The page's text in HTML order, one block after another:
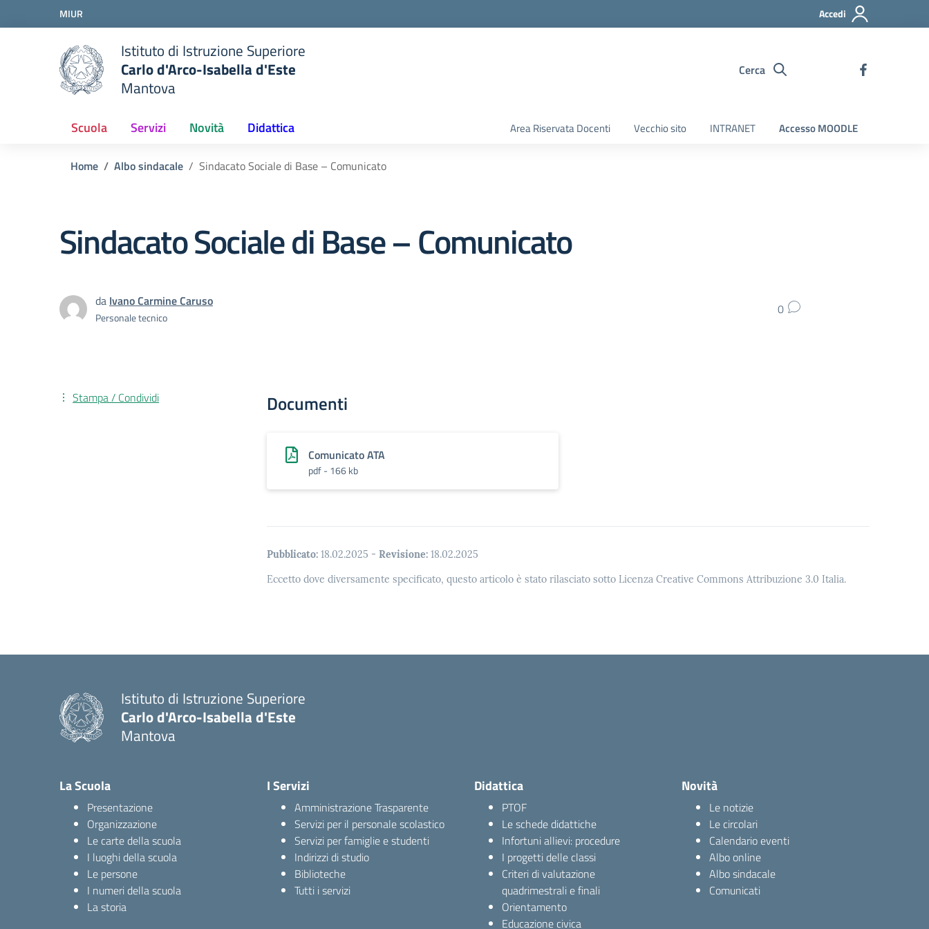
Vai ai contenuti
Vai al menu di navigazione
Vai al footer
MIUR Accedi
Istituto di Istruzione Superiore
Carlo d'Arco-Isabella d'Este
Mantova
Cerca
Area Riservata Docenti Vecchio sito INTRANET Accesso MOODLE
Scuola Servizi Novità Didattica
Home Albo sindacale Sindacato Sociale di Base – Comunicato
Sindacato Sociale di Base – Comunicato
da Ivano Carmine Caruso
Personale tecnico 0
Documenti
Comunicato ATA
pdf - 166 kb
Pubblicato: 18.02.2025 - Revisione: 18.02.2025
Eccetto dove diversamente specificato, questo articolo è stato rilasciato sotto Licenza Creative Commons Attribuzione 3.0 Italia.
Stampa / Condividi
Istituto di Istruzione Superiore
Carlo d'Arco-Isabella d'Este
Mantova
La Scuola
Presentazione
Organizzazione
Le carte della scuola
I luoghi della scuola
Le persone
I numeri della scuola
La storia
I Servizi
Amministrazione Trasparente
Servizi per il personale scolastico
Servizi per famiglie e studenti
Indirizzi di studio
Biblioteche
Tutti i servizi
Didattica
PTOF
Le schede didattiche
Infortuni allievi: procedure
I progetti delle classi
Criteri di valutazione
quadrimestrali e finali
Orientamento
Educazione civica
Novità
Le notizie
Le circolari
Calendario eventi
Albo online
Albo sindacale
Comunicati